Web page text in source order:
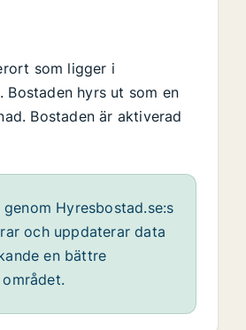
som ligger i
hyrs ut som en
Bostaden är aktiverad
Hyresbostad.se:s
och uppdaterar data
en bättre